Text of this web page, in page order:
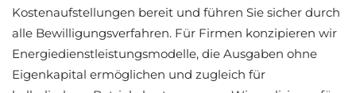
Kostenaufstellungen bereit und führen Sie sicher durch
alle Bewilligungsverfahren. Für Firmen konzipieren wir
Energiedienstleistungsmodelle, die Ausgaben ohne
Eigenkapital ermöglichen und zugleich für